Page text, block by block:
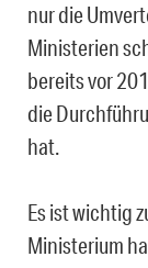
nur die
Ministerien
bereits vor
die
hat.
Es ist wichtig
Ministerium